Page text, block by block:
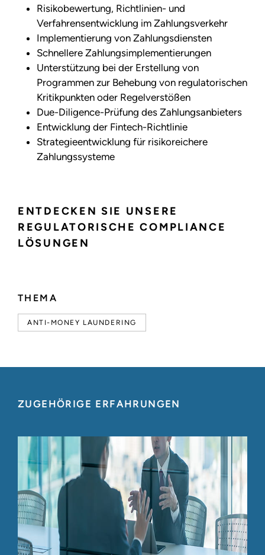
ENTDECKEN SIE UNSERE
REGULATORISCHE COMPLIANCE
LÖSUNGEN
THEMA
ANTI-MONEY LAUNDERING
Risikobewertung, Richtlinien- und
Verfahrensentwicklung im Zahlungsverkehr
Implementierung von Zahlungsdiensten
Schnellere Zahlungsimplementierungen
Unterstützung bei der Erstellung von
Programmen zur Behebung von regulatorischen
Kritikpunkten oder Regelverstößen
Due-Diligence-Prüfung des Zahlungsanbieters
Entwicklung der Fintech-Richtlinie
Strategieentwicklung für risikoreichere
Zahlungssysteme
ZUGEHÖRIGE ERFAHRUNGEN